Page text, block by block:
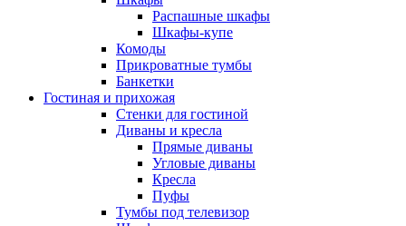
Распашные шкафы
Шкафы-купе
Комоды
Прикроватные тумбы
Банкетки
Гостиная и прихожая
Стенки для гостиной
Диваны и кресла
Прямые диваны
Угловые диваны
Кресла
Пуфы
Тумбы под телевизор